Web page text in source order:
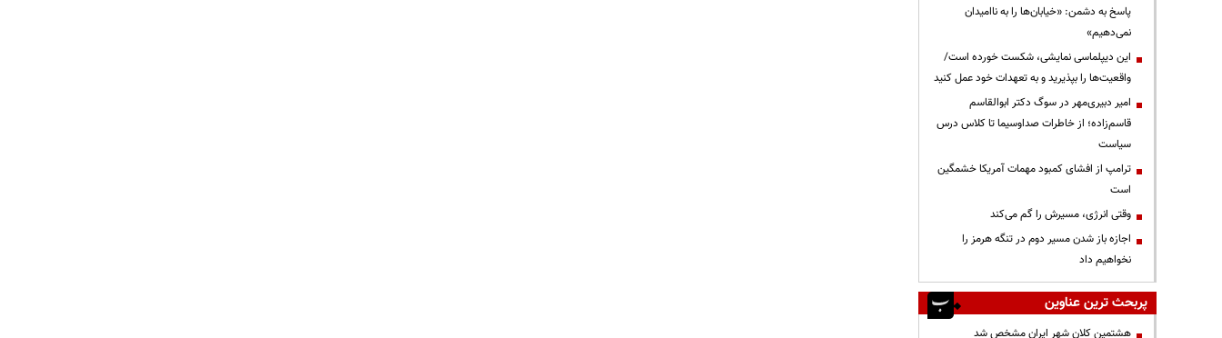
پاسخ به دشمن: «خیابان‌ها را به ناامیدان
نمی‌دهیم»
این دیپلماسی نمایشی، شکست خورده است/
واقعیت‌ها را بپذیرید و به تعهدات خود عمل کنید
امیر دبیری‌مهر در سوگ دکتر ابوالقاسم
قاسم‌زاده؛ از خاطرات صداوسیما تا کلاس درس
سیاست
ترامپ از افشای کمبود مهمات آمریکا خشمگین
است
وقتی انرژی، مسیرش را گم می‌کند
اجازه باز شدن مسیر دوم در تنگه هرمز را
نخواهیم داد
پربحث ترین عناوین
هشتمین کلان شهر ایران مشخص شد